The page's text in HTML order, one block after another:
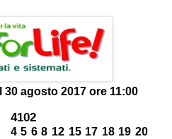
30 agosto 2017 ore 11:00
4102
4 5 6 8 12 15 17 18 19 20